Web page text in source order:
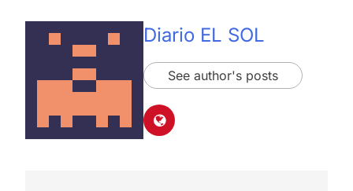
Diario EL SOL
See author's posts